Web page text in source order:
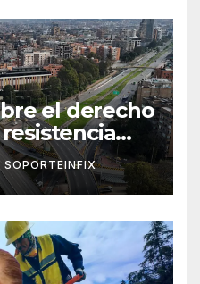
el derecho
SOPORTEINFIX